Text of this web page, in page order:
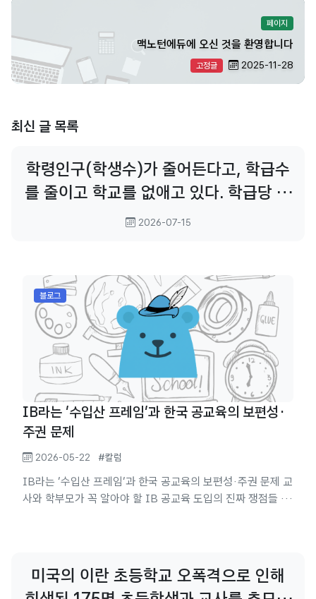
페이지
맥노턴에듀에 오신 것을 환영합니다
고정글 2025-11-28
최신 글 목록
학령인구(학생수)가 줄어든다고, 학급수
를 줄이고 학교를 없애고 있다. 학급당 학
생수를 줄여서 학급수를 유지하고, 학교
교육기관에 자리를
2026-07-15
블로그
IB라는 '수입산 프레임'과 한국 공교육의 보편성·
주권 문제
2026-05-22 #칼럼
IB라는 '수입산 프레임'과 한국 공교육의 보편성·주권 문제 교
사와 학부모가 꼭 알아야 할 IB 공교육 도입의 진짜 쟁점들 최
문제들이 한꺼번에 해결될 것처럼 이야기되는 분위기입니다.
그러나 교육 현장을 들여다보면 이는 성급한 낙관론에 가깝습
미국의 이란 초등학교 오폭격으로 인해